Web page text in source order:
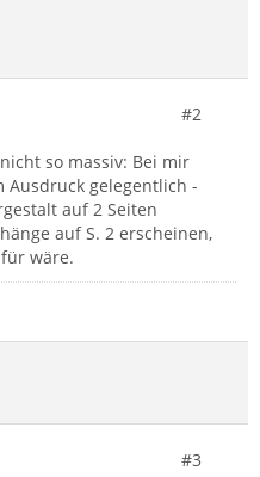
#2
so massiv: Bei mir
gelegentlich -
auf 2 Seiten
auf S. 2 erscheinen,
wäre.
#3